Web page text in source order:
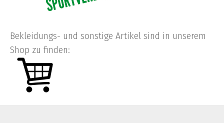
Bekleidungs- und sonstige Artikel sind in unserem
Shop zu finden: